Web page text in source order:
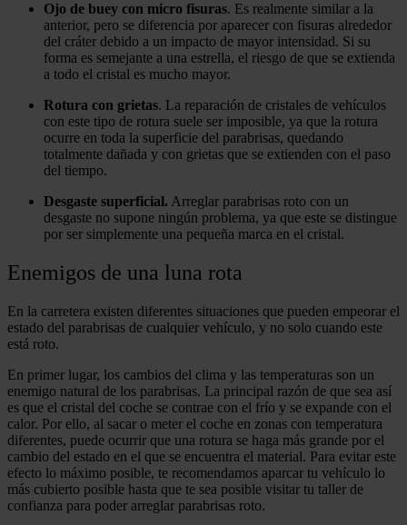
Ojo de buey con micro fisuras. Es realmente similar a la
anterior, pero se diferencia por aparecer con fisuras alrededor
del cráter debido a un impacto de mayor intensidad. Si su
forma es semejante a una estrella, el riesgo de que se extienda
a todo el cristal es mucho mayor.
Rotura con grietas. La reparación de cristales de vehículos
con este tipo de rotura suele ser imposible, ya que la rotura
ocurre en toda la superficie del parabrisas, quedando
totalmente dañada y con grietas que se extienden con el paso
del tiempo.
Desgaste superficial. Arreglar parabrisas roto con un
desgaste no supone ningún problema, ya que este se distingue
por ser simplemente una pequeña marca en el cristal.
Enemigos de una luna rota
En la carretera existen diferentes situaciones que pueden empeorar el
estado del parabrisas de cualquier vehículo, y no solo cuando este
está roto.
En primer lugar, los cambios del clima y las temperaturas son un
enemigo natural de los parabrisas. La principal razón de que sea así
es que el cristal del coche se contrae con el frío y se expande con el
calor. Por ello, al sacar o meter el coche en zonas con temperatura
diferentes, puede ocurrir que una rotura se haga más grande por el
cambio del estado en el que se encuentra el material. Para evitar este
efecto lo máximo posible, te recomendamos aparcar tu vehículo lo
más cubierto posible hasta que te sea posible visitar tu taller de
confianza para poder arreglar parabrisas roto.